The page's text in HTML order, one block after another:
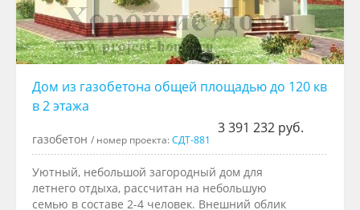
Дом из газобетона общей площадью до 120 кв
в 2 этажа
3 391 232 руб.
газобетон / номер проекта:СДТ-881
Уютный, небольшой загородный дом для
летнего отдыха, рассчитан на небольшую
семью в составе 2-4 человек. Внешний облик